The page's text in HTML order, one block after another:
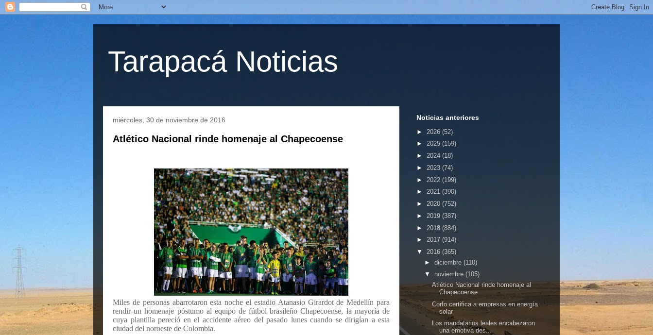
Tarapacá Noticias
miércoles, 30 de noviembre de 2016
Atlético Nacional rinde homenaje al Chapecoense
Miles de personas abarrotaron esta noche el estadio Atanasio Girardot de Medellín para
rendir un homenaje póstumo al equipo de fútbol brasileño Chapecoense, la mayoría de
cuya plantilla pereció en el accidente aéreo del pasado lunes cuando se dirigían a esta
ciudad del noroeste de Colombia.
Noticias anteriores
► 2026 (52)
► 2025 (159)
► 2024 (18)
► 2023 (74)
► 2022 (199)
► 2021 (390)
► 2020 (752)
► 2019 (387)
► 2018 (884)
► 2017 (914)
▼ 2016 (365)
► diciembre (110)
▼ noviembre (105)
Atlético Nacional rinde homenaje al
Chapecoense
Corfo certifica a empresas en energía
solar
Los mandatarios leales encabezaron
una emotiva des...